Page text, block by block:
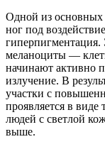
Одной из основных
ног под
гиперпигментация.
меланоциты —
начинают активно
излучение. В
участки с
проявляется в виде
людей с светлой
выше.